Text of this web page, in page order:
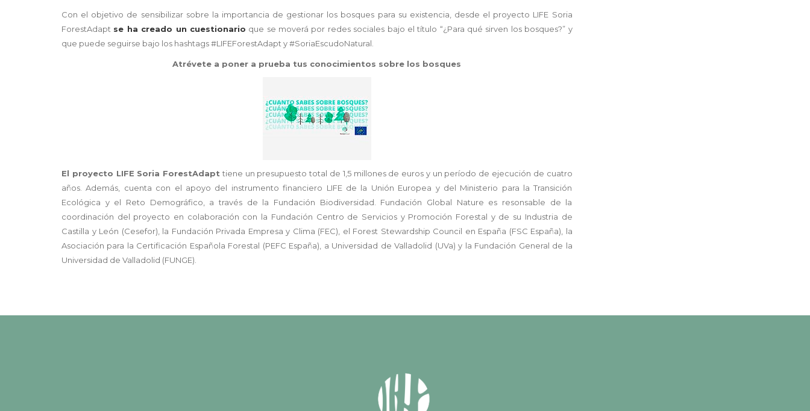
Con el objetivo de sensibilizar sobre la importancia de gestionar los bosques para su existencia, desde el proyecto LIFE Soria
ForestAdapt se ha creado un cuestionario que se moverá por redes sociales bajo el título “¿Para qué sirven los bosques?” y
que puede seguirse bajo los hashtags #LIFEForestAdapt y #SoriaEscudoNatural.
Atrévete a poner a prueba tus conocimientos sobre los bosques
El proyecto LIFE Soria ForestAdapt tiene un presupuesto total de 1,5 millones de euros y un período de ejecución de cuatro
años. Además, cuenta con el apoyo del instrumento financiero LIFE de la Unión Europea y del Ministerio para la Transición
Ecológica y el Reto Demográfico, a través de la Fundación Biodiversidad. Fundación Global Nature es resonsable de la
coordinación del proyecto en colaboración con la Fundación Centro de Servicios y Promoción Forestal y de su Industria de
Castilla y León (Cesefor), la Fundación Privada Empresa y Clima (FEC), el Forest Stewardship Council en España (FSC España), la
Asociación para la Certificación Española Forestal (PEFC España), a Universidad de Valladolid (UVa) y la Fundación General de la
Universidad de Valladolid (FUNGE).